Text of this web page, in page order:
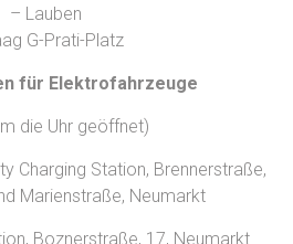
– Lauben
G-Prati-Platz
für Elektrofahrzeuge
die Uhr geöffnet)
Charging Station, Brennerstraße,
Marienstraße, Neumarkt
Boznerstraße, 17, Neumarkt